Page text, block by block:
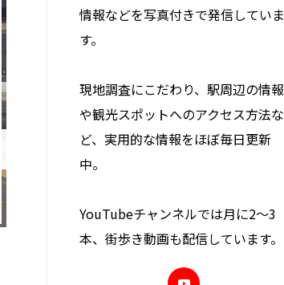
情報などを写真付きで発信していま
す。
現地調査にこだわり、駅周辺の情報
や観光スポットへのアクセス方法な
ど、実用的な情報をほぼ毎日更新
中。
YouTubeチャンネルでは月に2～3
本、街歩き動画も配信しています。